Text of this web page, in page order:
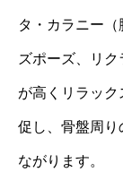
タ・カラニー
ズポーズ、リ
が高くリラッ
促し、骨盤周り
ながります。